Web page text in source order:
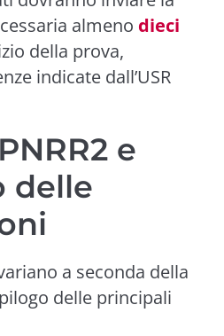
almeno dieci
della prova,
indicate dall’USR
e
delle
a seconda della
delle principali